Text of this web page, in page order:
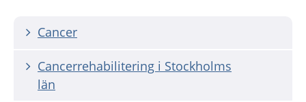
Cancer
Cancerrehabilitering i Stockholms
län